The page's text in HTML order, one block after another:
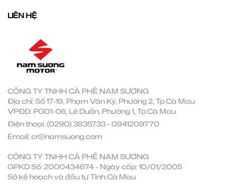
LIÊN HỆ
CÔNG TY TNHH CÀ PHÊ NAM SƯƠNG
Địa chỉ: Số 17-19, Phạm Văn Ký, Phường 2, Tp Cà Mau
VPĐD: PG01-06, Lê Duẩn, Phường 1, Tp Cà Mau
Điện thoại: (0290) 3835733- 0941209770
Email: cr@namsuong.com
CÔNG TY TNHH CÀ PHÊ NAM SƯƠNG
GPKD Số: 2000434674 - Ngày cấp: 10/01/2005
Sở kế hoạch và đầu tư Tỉnh Cà Mau